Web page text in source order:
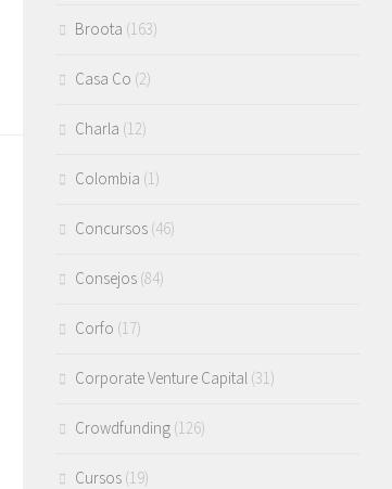
Broota (163)
Casa Co (2)
Charla (12)
Colombia (1)
Concursos (46)
Consejos (84)
Corfo (17)
Corporate Venture Capital (31)
Crowdfunding (126)
Cursos (19)